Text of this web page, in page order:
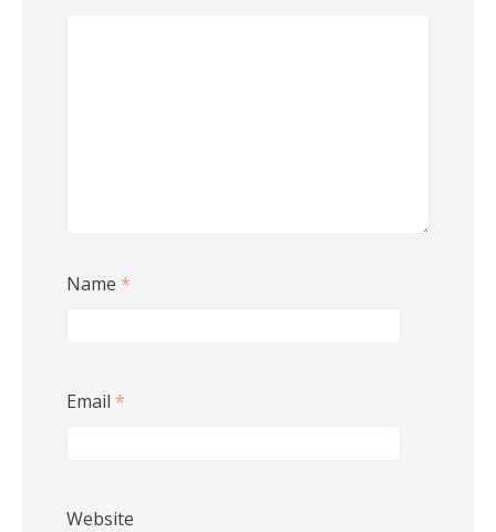
Name *
Email *
Website